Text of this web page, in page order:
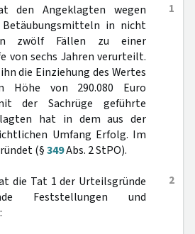
1
den Angeklagten wegen
in nicht
zwölf Fällen zu einer
von sechs Jahren verurteilt.
die Einziehung des Wertes
Höhe von 290.080 Euro
der Sachrüge geführte
hat in dem aus der
Umfang Erfolg. Im
(§349Abs. 2 StPO).
2
die Tat 1 der Urteilsgründe
Feststellungen und